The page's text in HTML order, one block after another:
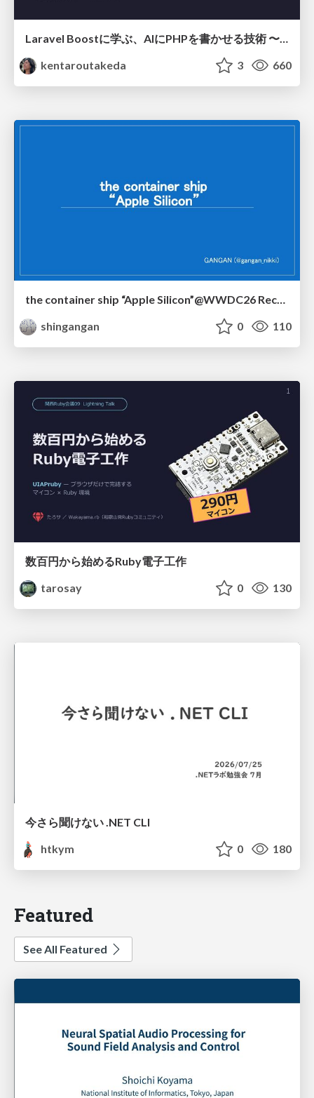
Laravel Boostに学ぶ、AIにPHPを書かせる技術 〜OSSの実装から蒸留するエージェント制御の王道〜
kentaroutakeda
3 660
the container ship “Apple Silicon”@WWDC26 Recap -Japan-\(region).swift
shingangan
0 110
数百円から始めるRuby電子工作
tarosay
0 130
今さら聞けない .NET CLI
htkym
0 180
Featured
See All Featured